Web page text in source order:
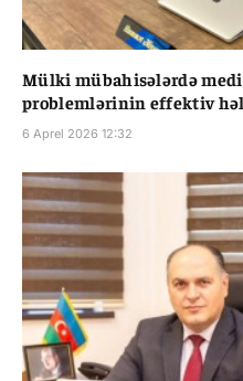
Mülki mübahisələrdə
problemlərinin effektiv
6 Aprel 2026 12:32